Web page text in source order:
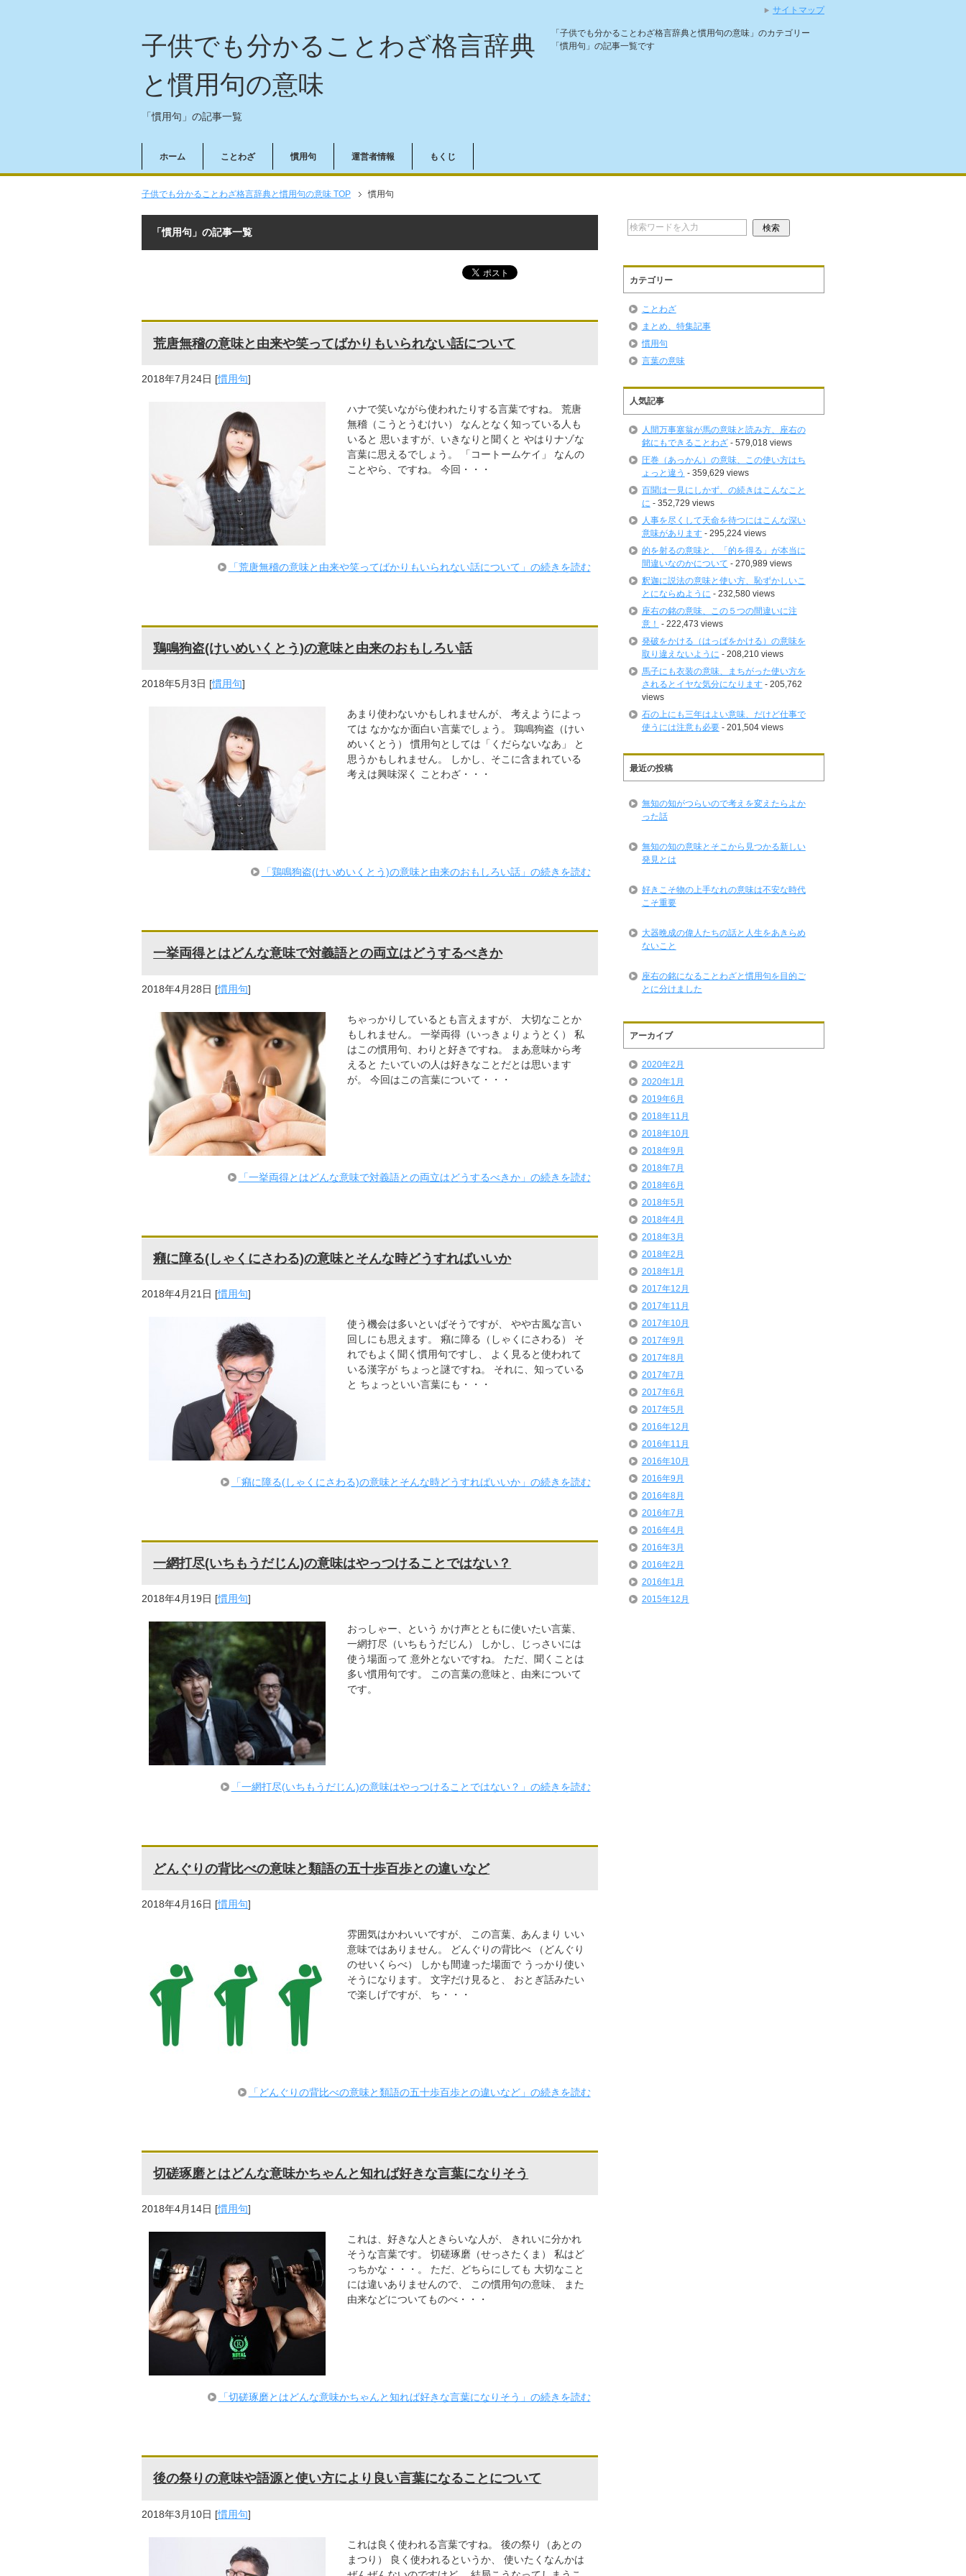
子供でも分かることわざ格言辞典
と慣用句の意味
「慣用句」の記事一覧
「子供でも分かることわざ格言辞典と慣用句の意味」のカテゴリー
「慣用句」の記事一覧です
ホーム ことわざ 慣用句 運営者情報 もくじ
子供でも分かることわざ格言辞典と慣用句の意味 TOP 慣用句
「慣用句」の記事一覧
荒唐無稽の意味と由来や笑ってばかりもいられない話について
2018年7月24日 [慣用句]
ハナで笑いながら使われたりする言葉ですね。 荒唐
無稽（こうとうむけい） なんとなく知っている人も
いると 思いますが、いきなりと聞くと やはりナゾな
言葉に思えるでしょう。 「コートームケイ」 なんの
ことやら、ですね。 今回・・・
「荒唐無稽の意味と由来や笑ってばかりもいられない話について」の続きを読む
鶏鳴狗盗(けいめいくとう)の意味と由来のおもしろい話
2018年5月3日 [慣用句]
あまり使わないかもしれませんが、 考えようによっ
ては なかなか面白い言葉でしょう。 鶏鳴狗盗（けい
めいくとう） 慣用句としては「くだらないなあ」 と
思うかもしれません。 しかし、そこに含まれている
考えは興味深く ことわざ・・・
「鶏鳴狗盗(けいめいくとう)の意味と由来のおもしろい話」の続きを読む
一挙両得とはどんな意味で対義語との両立はどうするべきか
2018年4月28日 [慣用句]
ちゃっかりしているとも言えますが、 大切なことか
もしれません。 一挙両得（いっきょりょうとく） 私
はこの慣用句、わりと好きですね。 まあ意味から考
えると たいていの人は好きなことだとは思います
が。 今回はこの言葉について・・・
「一挙両得とはどんな意味で対義語との両立はどうするべきか」の続きを読む
癪に障る(しゃくにさわる)の意味とそんな時どうすればいいか
2018年4月21日 [慣用句]
使う機会は多いといばそうですが、 やや古風な言い
回しにも思えます。 癪に障る（しゃくにさわる） そ
れでもよく聞く慣用句ですし、 よく見ると使われて
いる漢字が ちょっと謎ですね。 それに、知っている
と ちょっといい言葉にも・・・
「癪に障る(しゃくにさわる)の意味とそんな時どうすればいいか」の続きを読む
一網打尽(いちもうだじん)の意味はやっつけることではない？
2018年4月19日 [慣用句]
おっしゃー、という かけ声とともに使いたい言葉、
一網打尽（いちもうだじん） しかし、じっさいには
使う場面って 意外とないですね。 ただ、聞くことは
多い慣用句です。 この言葉の意味と、由来について
です。
「一網打尽(いちもうだじん)の意味はやっつけることではない？」の続きを読む
どんぐりの背比べの意味と類語の五十歩百歩との違いなど
2018年4月16日 [慣用句]
雰囲気はかわいいですが、 この言葉、あんまり いい
意味ではありません。 どんぐりの背比べ （どんぐり
のせいくらべ） しかも間違った場面で うっかり使い
そうになります。 文字だけ見ると、 おとぎ話みたい
で楽しげですが、 ち・・・
「どんぐりの背比べの意味と類語の五十歩百歩との違いなど」の続きを読む
切磋琢磨とはどんな意味かちゃんと知れば好きな言葉になりそう
2018年4月14日 [慣用句]
これは、好きな人ときらいな人が、 きれいに分かれ
そうな言葉です。 切磋琢磨（せっさたくま） 私はど
っちかな・・・。 ただ、どちらにしても 大切なこと
には違いありませんので、 この慣用句の意味、 また
由来などについてものべ・・・
「切磋琢磨とはどんな意味かちゃんと知れば好きな言葉になりそう」の続きを読む
後の祭りの意味や語源と使い方により良い言葉になることについて
2018年3月10日 [慣用句]
これは良く使われる言葉ですね。 後の祭り（あとの
まつり） 良く使われるというか、 使いたくなんかは
カテゴリー
ことわざ
まとめ、特集記事
慣用句
言葉の意味
人気記事
人間万事塞翁が馬の意味と読み方、座右の
銘にもできることわざ- 579,018 views
圧巻（あっかん）の意味、この使い方はち
ょっと違う - 359,629 views
百聞は一見にしかず、の続きはこんなこと
に - 352,729 views
人事を尽くして天命を待つにはこんな深い
意味があります- 295,224 views
的を射るの意味と、「的を得る」が本当に
間違いなのかについて - 270,989 views
釈迦に説法の意味と使い方、恥ずかしいこ
とにならぬように - 232,580 views
座右の銘の意味、この５つの間違いに注
意！ - 222,473 views
発破をかける（はっぱをかける）の意味を
取り違えないように - 208,210 views
馬子にも衣装の意味、まちがった使い方を
されるとイヤな気分になります- 205,762
views
石の上にも三年はよい意味、だけど仕事で
使うには注意も必要- 201,504 views
最近の投稿
無知の知がつらいので考えを変えたらよか
った話
無知の知の意味とそこから見つかる新しい
発見とは
好きこそ物の上手なれの意味は不安な時代
こそ重要
大器晩成の偉人たちの話と人生をあきらめ
ないこと
座右の銘になることわざと慣用句を目的ご
とに分けました
アーカイブ
2020年2月
2020年1月
2019年6月
2018年11月
2018年10月
2018年9月
2018年7月
2018年6月
2018年5月
2018年4月
2018年3月
2018年2月
2018年1月
2017年12月
2017年11月
2017年10月
2017年9月
2017年8月
2017年7月
2017年6月
2017年5月
2016年12月
2016年11月
2016年10月
2016年9月
2016年8月
2016年7月
2016年4月
2016年3月
2016年2月
2016年1月
2015年12月
サイトマップ